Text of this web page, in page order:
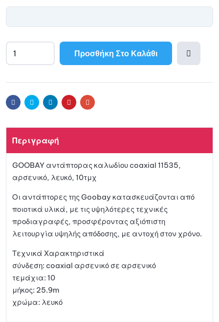
Προσθήκη Στο Καλάθι
αγαπη
μένων
FacebookTwitter LinkedinPinterestEmail
Περιγραφή
GOOBAY αντάπτορας καλωδίου coaxial 11535,
αρσενικό, λευκό, 10τμχ
Οι αντάπτορες της Goobay κατασκευάζονται από
ποιοτικά υλικά, με τις υψηλότερες τεχνικές
προδιαγραφές, προσφέροντας αξιόπιστη
λειτουργία υψηλής απόδοσης, με αντοχή στον χρόνο.
Τεχνικά Χαρακτηριστικά
σύνδεση: coaxial αρσενικό σε αρσενικό
τεμάχια: 10
μήκος: 25.9m
χρώμα: λευκό